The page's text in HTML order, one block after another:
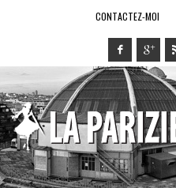
CONTACTEZ-MOI